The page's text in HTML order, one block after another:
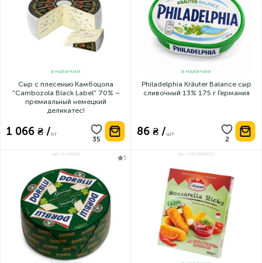
В НАЛИЧИИ
Сыр с плесенью Камбоцола
"Cambozola Black Label" 70% –
премиальный немецкий
деликатес!
1 066 ₴ /кг
В НАЛИЧИИ
Philadelphia Kräuter Balance сыр
сливочный 13% 175 г Германия
86 ₴ /шт
5
Арт: DLR4952 Арт: НФ-00001613